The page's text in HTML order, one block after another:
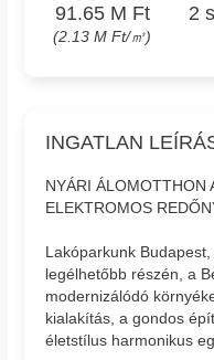
91.65 M Ft
(2.13 M Ft/㎡)
2
INGATLAN
NYÁRI ÁLOMOTTHON
ELEKTROMOS
Lakóparkunk
legélhetőbb részén, a
modernizálódó
kialakítás, a gondos
életstílus harmonikus